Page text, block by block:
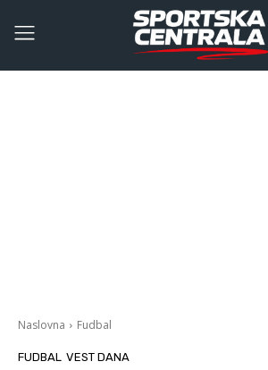
Naslovna Fudbal
FUDBAL VEST DANA